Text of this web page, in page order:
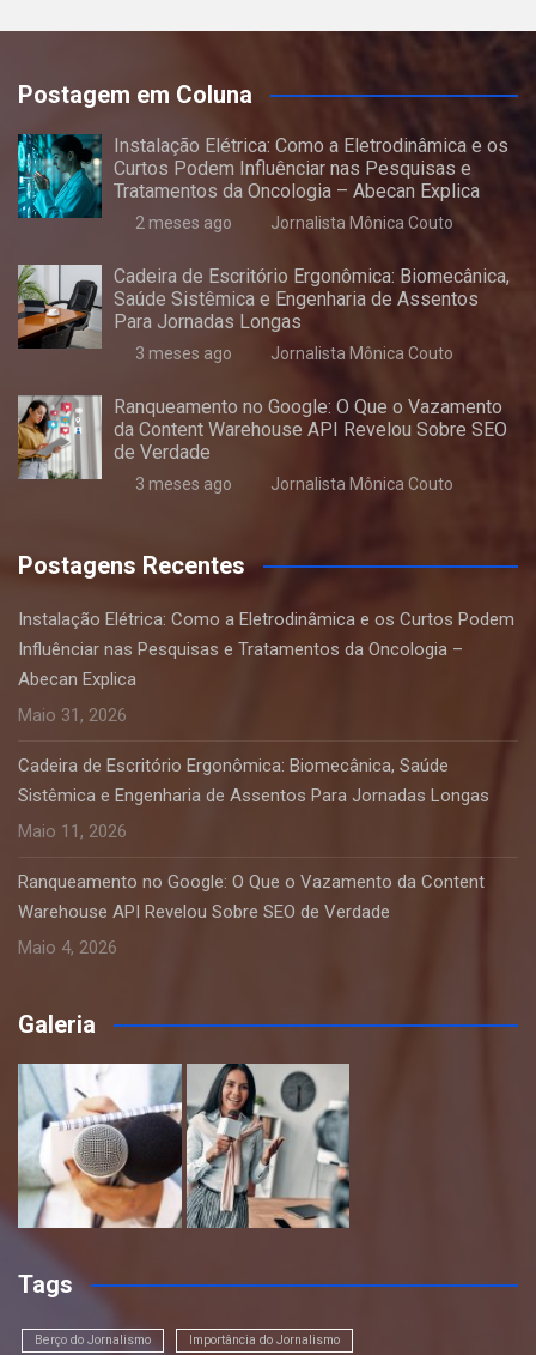
Postagem em Coluna
Instalação Elétrica: Como a Eletrodinâmica e os
Curtos Podem Influênciar nas Pesquisas e
Tratamentos da Oncologia – Abecan Explica
2 meses ago Jornalista Mônica Couto
Cadeira de Escritório Ergonômica: Biomecânica,
Saúde Sistêmica e Engenharia de Assentos
Para Jornadas Longas
3 meses ago Jornalista Mônica Couto
Ranqueamento no Google: O Que o Vazamento
da Content Warehouse API Revelou Sobre SEO
de Verdade
3 meses ago Jornalista Mônica Couto
Postagens Recentes
Instalação Elétrica: Como a Eletrodinâmica e os Curtos Podem
Influênciar nas Pesquisas e Tratamentos da Oncologia –
Abecan Explica
Maio 31, 2026
Cadeira de Escritório Ergonômica: Biomecânica, Saúde
Sistêmica e Engenharia de Assentos Para Jornadas Longas
Maio 11, 2026
Ranqueamento no Google: O Que o Vazamento da Content
Warehouse API Revelou Sobre SEO de Verdade
Maio 4, 2026
Galeria
Tags
Berço do Jornalismo Importância do Jornalismo